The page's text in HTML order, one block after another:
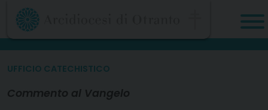
Skip
content
UFFICIO CATECHISTICO
Commento al Vangelo